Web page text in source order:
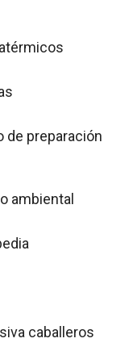
de preparación
ambiental
caballeros